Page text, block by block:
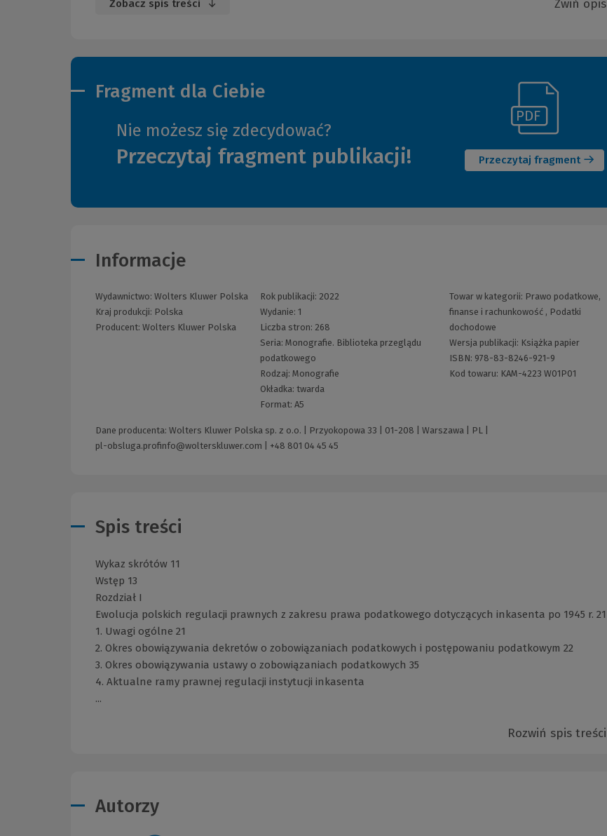
Zobacz spis treści Zwiń opis
Fragment dla Ciebie
Nie możesz się zdecydować?
Przeczytaj fragment publikacji! Przeczytaj fragment
(Nowe
okno)
(Link
do
innej
strony)
Informacje
Wydawnictwo: Wolters Kluwer Polska
Kraj produkcji: Polska
Producent: Wolters Kluwer Polska
Rok publikacji: 2022
Wydanie:1
Liczba stron: 268
Seria:Monografie. Biblioteka przeglądu
podatkowego
Rodzaj:Monografie
Okładka:twarda
Format:A5
Towar w kategorii: Prawo podatkowe,
finanse i rachunkowość, Podatki
dochodowe
Wersja publikacji: Książka papier
ISBN: 978-83-8246-921-9
Kod towaru: KAM-4223 W01P01
Dane producenta: Wolters Kluwer Polska sp. z o.o. | Przyokopowa 33 | 01-208 | Warszawa | PL |
pl-obsluga.profinfo@wolterskluwer.com
+48 801 04 45 45
Spis treści
Wykaz skrótów 11
Wstęp 13
Rozdział I
Ewolucja polskich regulacji prawnych z zakresu prawa podatkowego dotyczących inkasenta po 1945 r. 21
1. Uwagi ogólne 21
2. Okres obowiązywania dekretów o zobowiązaniach podatkowych i postępowaniu podatkowym 22
3. Okres obowiązywania ustawy o zobowiązaniach podatkowych 35
4. Aktualne ramy prawnej regulacji instytucji inkasenta
...
Rozwiń spis treści
Autorzy